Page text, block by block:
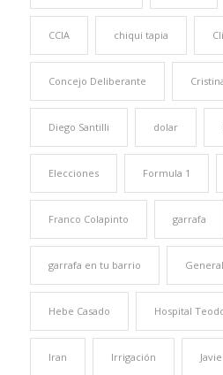
CCIA chiqui tapia
Concejo Deliberante
Diego Santilli dolar
Elecciones Formula 1
Franco Colapinto garrafa
garrafa en tu barrio
Hebe Casado Hospital
Iran Irrigación